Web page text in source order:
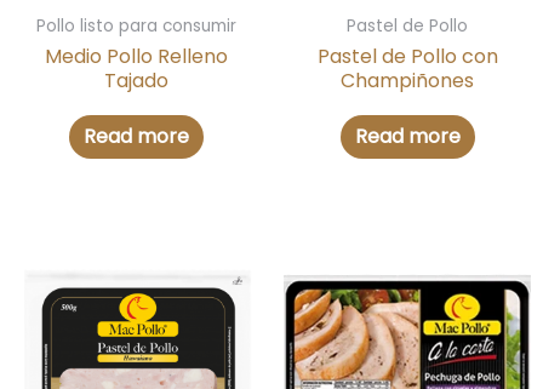
Pollo listo para consumir
Medio Pollo Relleno
Tajado
Read more
Pastel de Pollo
Pastel de Pollo con
Champiñones
Read more